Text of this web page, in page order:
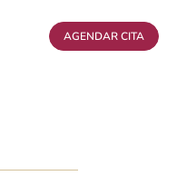
AGENDAR CITA